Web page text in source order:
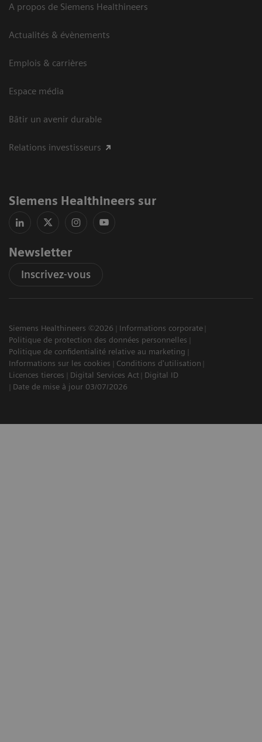
A propos de Siemens Healthineers
Actualités & évènements
Emplois & carrières
Espace média
Bâtir un avenir durable
Relations investisseurs
Siemens Healthineers sur
Newsletter
Inscrivez-vous
Siemens Healthineers ©2026
Informations corporate
Politique de protection des données personnelles
Politique de confidentialité relative au marketing
Informations sur les cookies
Conditions d'utilisation
Licences tierces
Digital Services Act
Digital ID
Date de mise à jour 03/07/2026